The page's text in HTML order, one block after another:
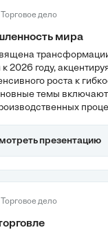
Торговое дело
мира
2026 году,
роста к
темы включают
нестабильной
роль Азиатско-
презентацию
Торговое дело